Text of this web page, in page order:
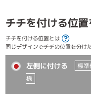
チチを付ける位
チチを付ける位置とは
同じデザインでチチの位置を分け
左側に付ける
標準
様